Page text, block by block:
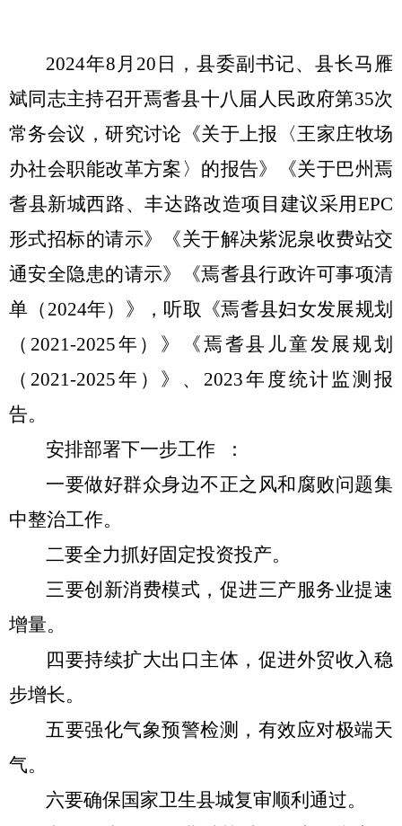
2024年8 月 20 日，县委副书记、县长马雁
斌同志主持召开焉耆县十八届 人民政府第35次
常务会议，研究讨论《关于上报〈王家庄牧场
办社会职能改革方案〉的报告》《关于巴州焉
耆县新城西路、丰达路改造项目建议采用EPC
形式招标的请示》《关于解决紫泥泉收费站交
通安全隐患的请示》《焉耆县行政许可事项清
单（ 2024年）》，听取
《焉耆县妇女发展规划
（ 2021-2025年）》《焉耆县儿童发展规划
（ 2021-2025年）》、 2023年度统计监测报
告。
安排部署下一步工作 ：
一要做好群众身边不正之风和腐败问题集
中整治工作。
二要全力抓好固定投资投产。
三要创新消费模式，促进三产服务业提速
增量。
四要持续扩大出口主体，促进外贸收入稳
步增长。
五要强化气象预警检测，有效应对极端天
气。
六要确保国家卫生县城复审顺利通过。